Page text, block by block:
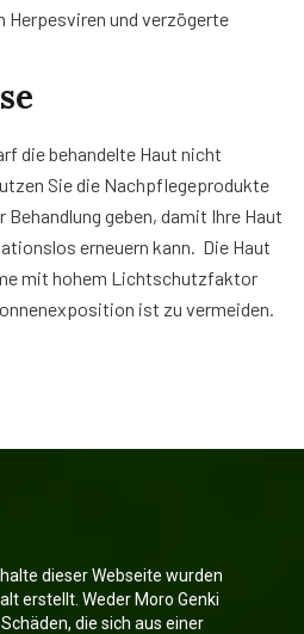
Herpesviren und verzögerte
die behandelte Haut nicht
Sie die Nachpflegeprodukte
Behandlung geben, damit Ihre Haut
erneuern kann. Die Haut
mit hohem Lichtschutzfaktor
ist zu vermeiden.
dieser Webseite wurden
erstellt. Weder Moro Genki
die sich aus einer